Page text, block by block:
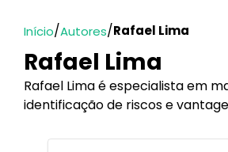
Início/Autores/Rafael Lima
Rafael Lima
Rafael Lima é especialista em
identificação de riscos e